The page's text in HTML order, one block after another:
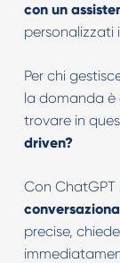
con un
personalizzati
Per chi
la domanda è
trovare in
driven?
Con ChatGPT
precise,